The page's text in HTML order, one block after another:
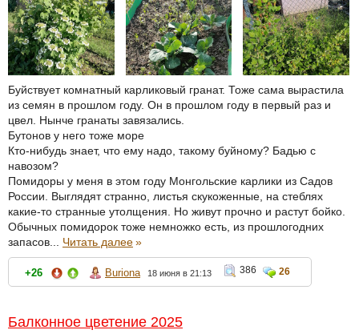
Буйствует комнатный карликовый гранат. Тоже сама вырастила
из семян в прошлом году. Он в прошлом году в первый раз и
цвел. Нынче гранаты завязались.
Бутонов у него тоже море
Кто-нибудь знает, что ему надо, такому буйному? Бадью с
навозом?
Помидоры у меня в этом году Монгольские карлики из Садов
России. Выглядят странно, листья скукоженные, на стеблях
какие-то странные утолщения. Но живут прочно и растут бойко.
Обычных помидорок тоже немножко есть, из прошлогодних
запасов... Читать далее»
+26 Buriona 18 июня в 21:13 386 26
Балконное цветение 2025